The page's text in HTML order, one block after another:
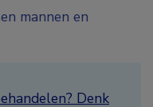
mannen en
Denk